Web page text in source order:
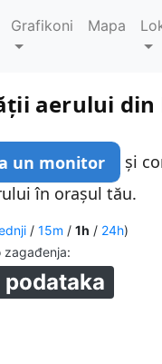
Grafikoni Mapa
aerului din
un monitor
și
în orașul tău.
/ 15m / 1h / 24h)
zagađenja:
podataka